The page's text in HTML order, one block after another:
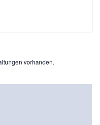
vorhanden.